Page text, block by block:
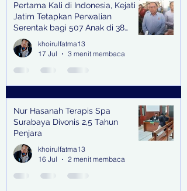
Pertama Kali di Indonesia, Kejati
Jatim Tetapkan Perwalian
Serentak bagi 507 Anak di 38
Kabupaten & Kota
khoirulfatma13
17 Jul
3 menit membaca
Nur Hasanah Terapis Spa
Surabaya Divonis 2,5 Tahun
Penjara
khoirulfatma13
16 Jul
2 menit membaca